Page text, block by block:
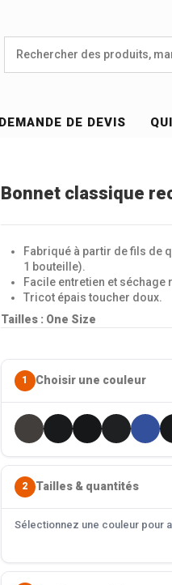
DEMANDE DE DEVIS
Bonnet classique
Fabriqué à partir de fils de
1 bouteille).
Facile entretien et séchage
Tricot épais toucher doux.
Tailles : One Size
1 Choisir une couleur
2 Tailles & quantités
Sélectionnez une couleur pour